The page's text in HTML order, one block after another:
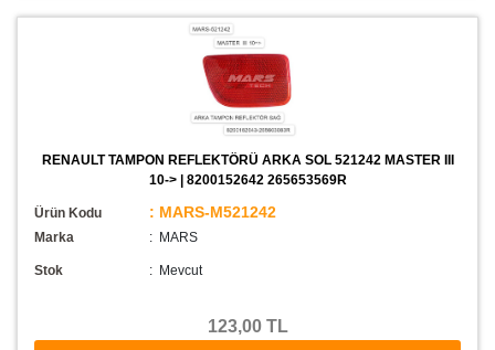
RENAULT TAMPON REFLEKTÖRÜ ARKA SOL 521242 MASTER III
10-> | 8200152642 265653569R
Ürün Kodu : MARS-M521242
Marka : MARS
Stok : Mevcut
123,00 TL